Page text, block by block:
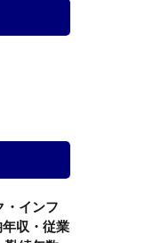
・インフ
収・従業